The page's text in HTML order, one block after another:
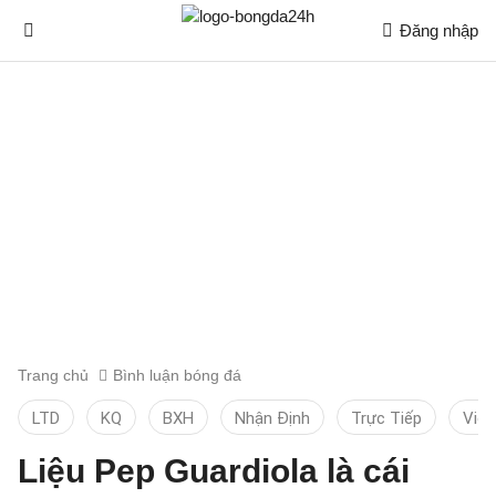
Đăng nhập
Trang chủ Bình luận bóng đá
LTD KQ BXH Nhận Định Trực Tiếp
Liệu Pep Guardiola là cái